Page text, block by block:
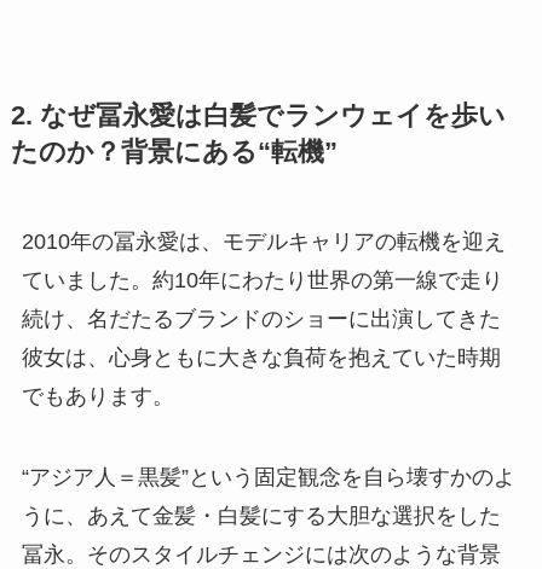
2. なぜ冨永愛は白髪でランウェイを歩い
たのか？背景にある“転機”
2010年の冨永愛は、モデルキャリアの転機を迎え
ていました。約10年にわたり世界の第一線で走り
続け、名だたるブランドのショーに出演してきた
彼女は、心身ともに大きな負荷を抱えていた時期
でもあります。
“アジア人＝黒髪”という固定観念を自ら壊すかのよ
うに、あえて金髪・白髪にする大胆な選択をした
冨永。そのスタイルチェンジには次のような背景